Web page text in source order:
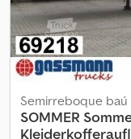
Semirreboque baú
SOMMER